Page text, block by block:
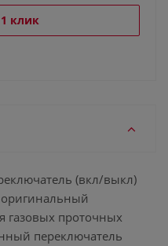
клик
(вкл/выкл)
газовых проточных
переключатель